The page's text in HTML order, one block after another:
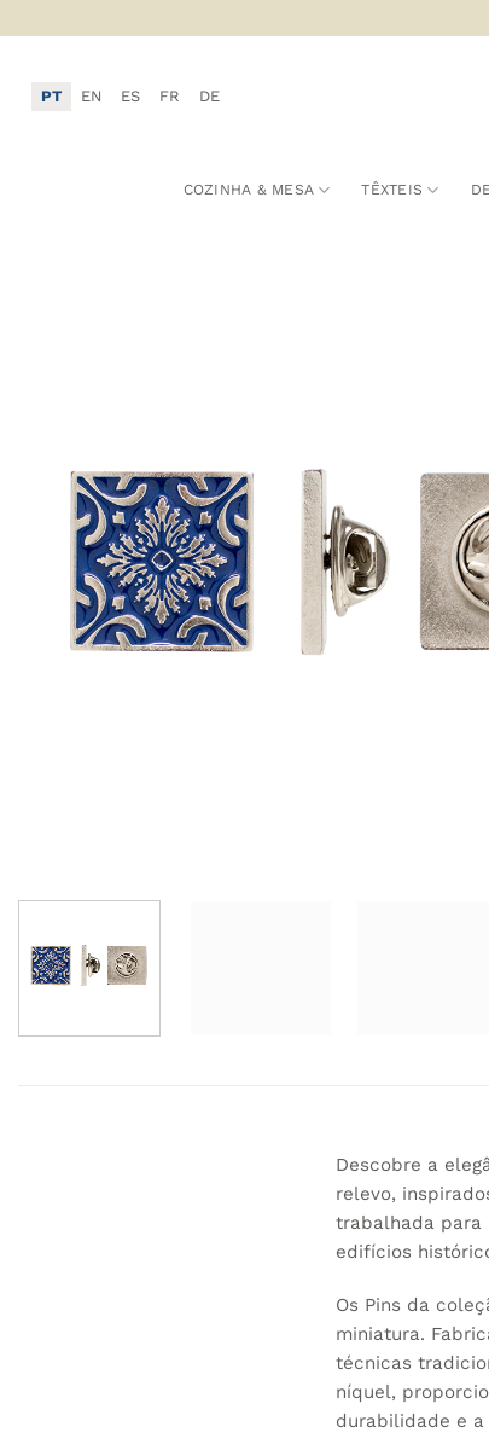
to
PT EN ES FR DE
COZINHA & MESA TÊXTEIS
Descobre a
relevo,
trabalhada para
edifícios
Os Pins da
miniatura.
técnicas
níquel,
durabilidade e